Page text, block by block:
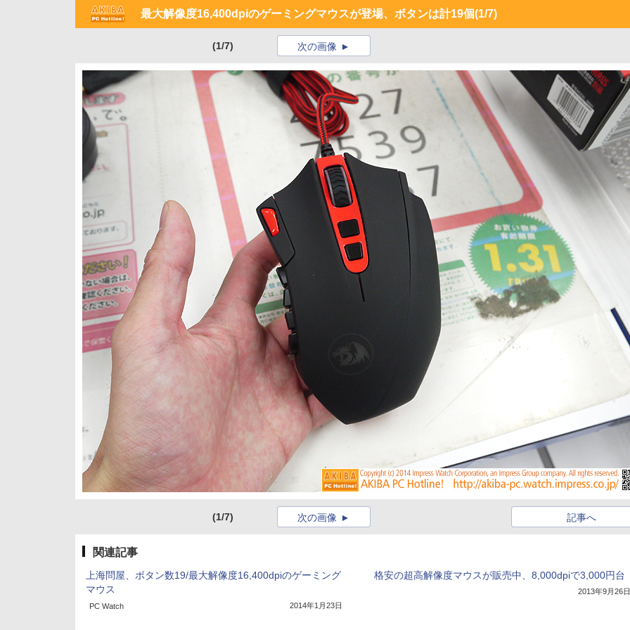
最大解像度16,400dpiのゲーミングマウスが登場、ボタンは計19個(1/7)
(1/7) 次の画像
(1/7) 記事へ
次の画像
関連記事
上海問屋、ボタン数19/最大解像度16,400dpiのゲーミング
マウス
PC Watch 2014年1月23日
格安の超高解像度マウスが販売中、8,000dpiで3,000円台
2013年9月26日